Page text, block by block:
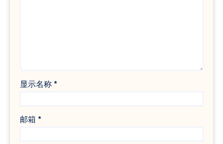
显示名称 *
邮箱 *